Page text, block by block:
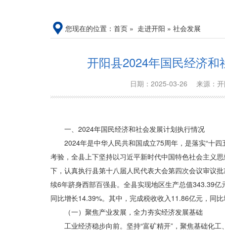
您现在的位置： 首页 » 走进开阳 » 社会发展
开阳县2024年国民经济
日期：2025-03-26 来源：
一、2024年国民经济和社会发展计划执行情况
2024年是中华人民共和国成立75周年，是落实“十
考验，全县上下坚持以习近平新时代中国特色社会主义
下，认真执行县第十八届人民代表大会第四次会议审议
续6年跻身西部百强县。全县实现地区生产总值343.39
同比增长14.39%。其中，完成税收收入11.86亿元，同比
（一）聚焦产业发展，全力夯实经济发展基础
工业经济稳步向前。坚持“富矿精开”，聚焦基础化